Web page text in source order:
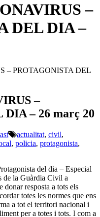
–
DEL DIA –
– PROTAGONISTA DEL
–
– 26 març 20
actualitat, civil,
, policia, protagonista,
del dia – Especial
de la Guàrdia Civil a
resposta a tots els
totes les normes que ens
a tot el territori nacional i
per a totes i tots. I com a